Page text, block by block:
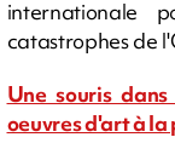
internationale
catastrophes de
Une souris
oeuvres d'art à